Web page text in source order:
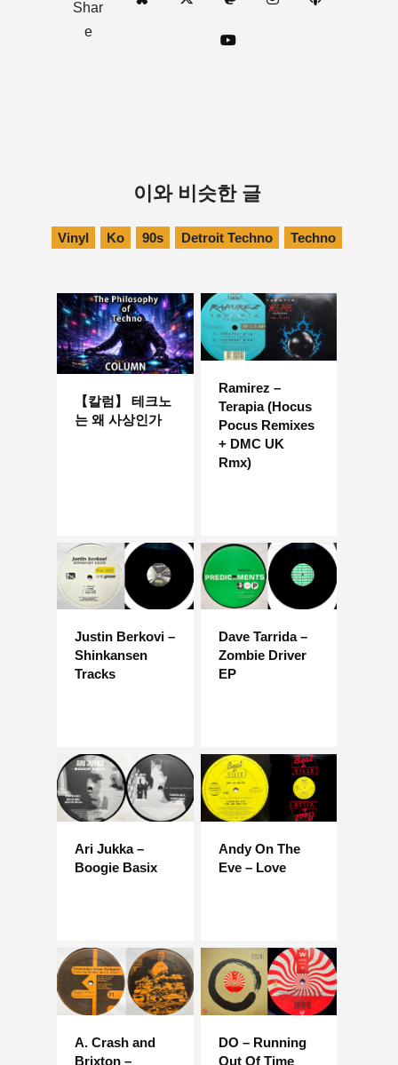
Shar
e
이와 비슷한 글
Vinyl Ko 90s Detroit Techno Techno
【칼럼】 테크노
는 왜 사상인가
Ramirez –
Terapia (Hocus
Pocus Remixes
+ DMC UK
Rmx)
Justin Berkovi –
Shinkansen
Tracks
Dave Tarrida –
Zombie Driver
EP
Ari Jukka –
Boogie Basix
Andy On The
Eve – Love
A. Crash and
Brixton –
DO – Running
Out Of Time